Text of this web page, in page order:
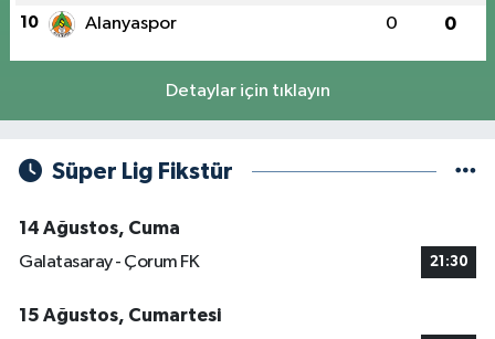
10 Alanyaspor 0 0
Detaylar için tıklayın
Süper Lig Fikstür
14 Ağustos, Cuma
Galatasaray - Çorum FK
21:30
15 Ağustos, Cumartesi